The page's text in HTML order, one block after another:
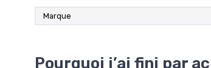
Marque
Pourquoi j’ai fini par